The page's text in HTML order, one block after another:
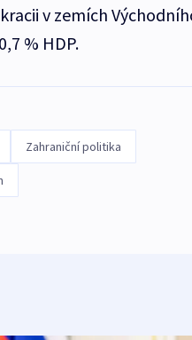
v zemích
% HDP.
Zahraniční politika